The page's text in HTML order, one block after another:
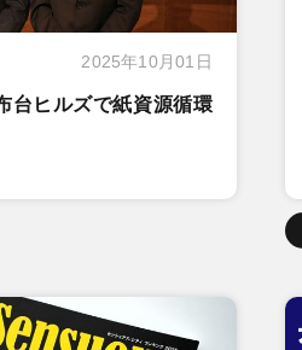
2025年10月01日
台ヒルズで紙資源循環